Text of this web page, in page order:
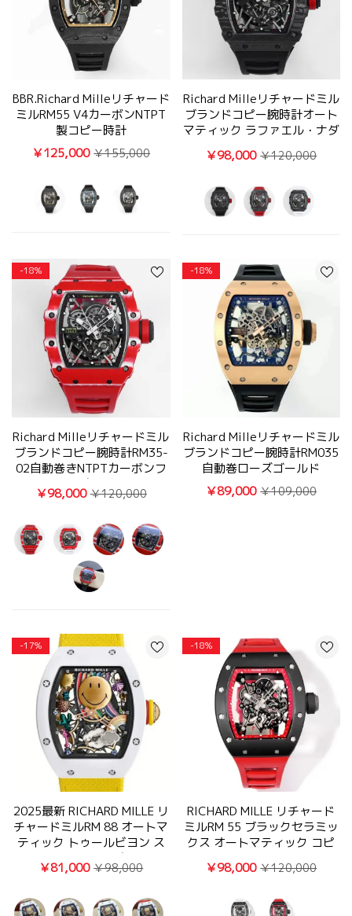
BBR.Richard Milleリチャード
ミルRM55 V4カーボンNTPT
製コピー時計
￥125,000 ￥155,000
Richard Milleリチャードミル
ブランドコピー腕時計オート
マティック ラファエル・ナダ
ルRM35-02
￥98,000 ￥120,000
-18%
Richard Milleリチャードミル
ブランドコピー腕時計RM35-
02自動巻きNTPTカーボンフ
ァイバー軽量化設計
￥98,000 ￥120,000
-18%
Richard Milleリチャードミル
ブランドコピー腕時計RM035
自動巻ローズゴールド
￥89,000 ￥109,000
-17%
2025最新 RICHARD MILLE リ
チャードミルRM 88 オートマ
ティック トゥールビヨン ス
マイリーコピー腕時計
￥81,000 ￥98,000
-18%
RICHARD MILLE リチャード
ミルRM 55 ブラックセラミッ
クス オートマティック コピ
ー時計
￥98,000 ￥120,000